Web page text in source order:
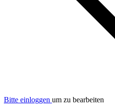
Bitte einloggen um zu bearbeiten